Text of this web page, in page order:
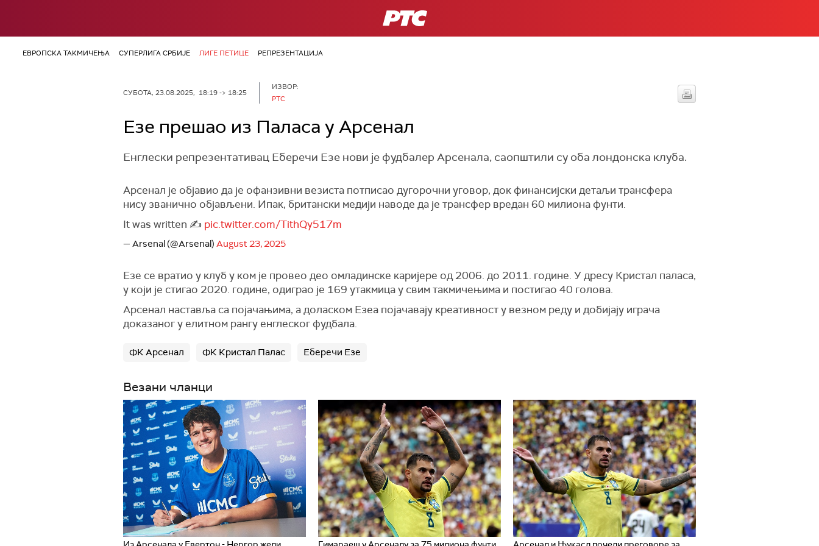
РТС
ЕВРОПСКА ТАКМИЧЕЊА СУПЕРЛИГА СРБИЈЕ ЛИГЕ ПЕТИЦЕ РЕПРЕЗЕНТАЦИЈА
СУБОТА, 23.08.2025, 18:19 -> 18:25
ИЗВОР:
РТС
Езе прешао из Паласа у Арсенал
Енглески репрезентативац Еберечи Езе нови је фудбалер Арсенала, саопштили су оба лондонска клуба.
Арсенал је објавио да је офанзивни везиста потписао дугорочни уговор, док финансијски детаљи трансфера
нису званично објављени. Ипак, британски медији наводе да је трансфер вредан 60 милиона фунти.
It was written ✍ pic.twitter.com/TithQy517m
— Arsenal (@Arsenal) August 23, 2025
Езе се вратио у клуб у ком је провео део омладинске каријере од 2006. до 2011. године. У дресу Кристал паласа,
у који је стигао 2020. године, одиграо је 169 утакмица у свим такмичењима и постигао 40 голова.
Арсенал наставља са појачањима, а доласком Езеа појачавају креативност у везном реду и добијају играча
доказаног у елитном рангу енглеског фудбала.
ФК Арсенал ФК Кристал Палас Еберечи Езе
Везани чланци